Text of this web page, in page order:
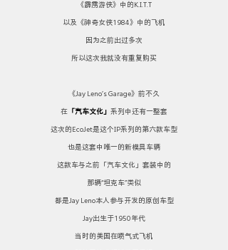
《霹雳游侠》中的K.I.T.T
以及《神奇女侠1984》中的飞机
因为之前出过多次
所以这次我就没有重复购买
《Jay Leno’s Garage》前不久
在 「汽车文化」 系列中还有一整套
这次的EcoJet是这个IP系列的第六款车型
也是这套中唯一的新模具车辆
这款车与之前「汽车文化」套装中的
那辆“坦克车”类似
都是Jay Leno本人参与开发的原创车型
Jay出生于1950年代
当时的美国在喷气式飞机